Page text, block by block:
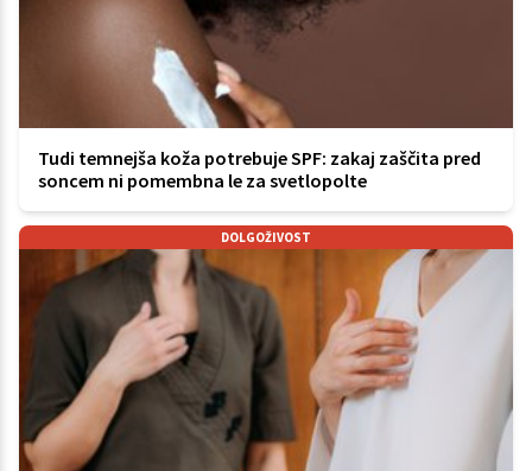
Tudi temnejša koža potrebuje SPF: zakaj zaščita pred
soncem ni pomembna le za svetlopolte
DOLGOŽIVOST